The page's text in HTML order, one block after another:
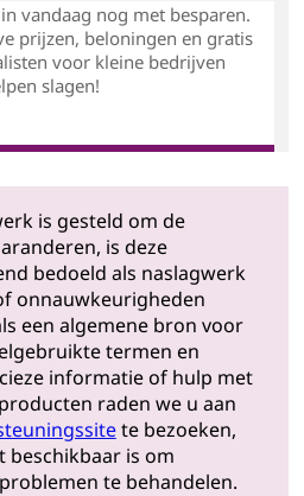
vandaag nog met besparen.
prijzen, beloningen en gratis
voor kleine bedrijven
slagen!
is gesteld om de
is deze
bedoeld als naslagwerk
onnauwkeurigheden
een algemene bron voor
termen en
informatie of hulp met
raden we u aan
te bezoeken,
beschikbaar is om
te behandelen.